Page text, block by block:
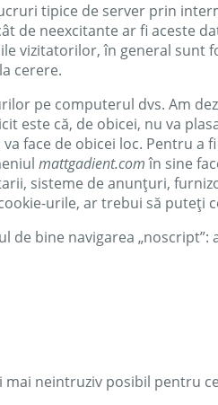
tipice de server prin
de neexcitante ar fi aceste
vizitatorilor, în general
cerere.
pe computerul dvs. Am
este că, de obicei, nu va
face de obicei loc. Pentru
mattgadient.comîn sine
sisteme de anunțuri,
urile, ar trebui să puteți
de bine navigarea
mai neintruziv posibil pentru